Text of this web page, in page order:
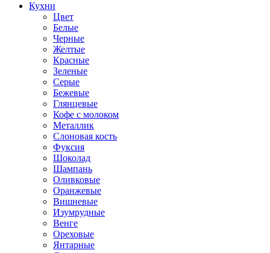
Кухни
Цвет
Белые
Черные
Желтые
Красные
Зеленые
Серые
Бежевые
Глянцевые
Кофе с молоком
Металлик
Слоновая кость
Фуксия
Шоколад
Шампань
Оливковые
Оранжевые
Вишневые
Изумрудные
Венге
Ореховые
Янтарные